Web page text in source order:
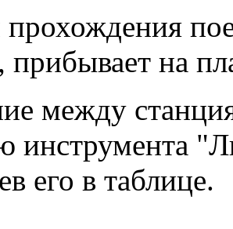
прибывает на
между
его в таблице.